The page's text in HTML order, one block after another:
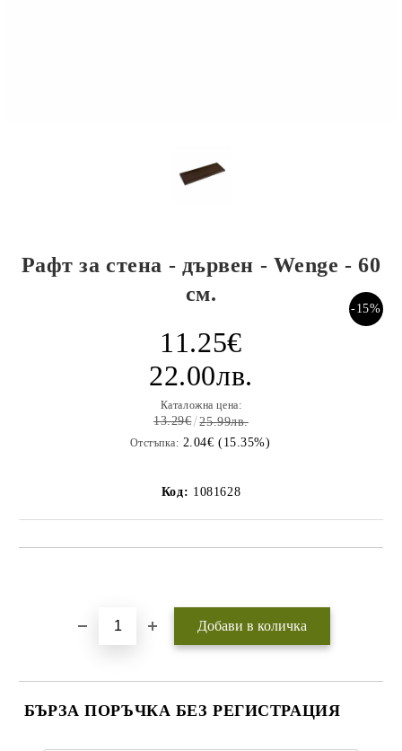
Рафт за стена - дървен - Wenge - 60
см.
-15%
11.25€
22.00лв.
Каталожна цена:
13.29€ 25.99лв.
Отстъпка: 2.04€ (15.35%)
Код: 1081628
БЪРЗА ПОРЪЧКА БЕЗ РЕГИСТРАЦИЯ